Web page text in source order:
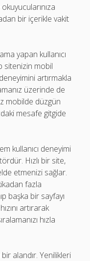
bir içerikle vakit
yapan kullanıcı
sitenizin mobil
artırmakla
üzerinde de
mobilde düzgün
mesafe gitgide
kullanıcı deneyimi
Hızlı bir site,
etmenizi sağlar.
fazla
başka bir sayfayı
artırarak
hızla
alandır. Yenilikleri